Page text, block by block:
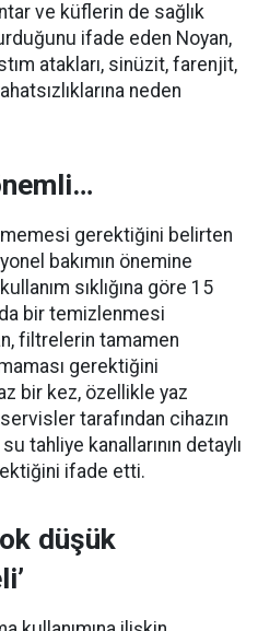
ve küflerin de sağlık
ifade eden Noyan,
atakları, sinüzit, farenjit,
neden
gerektiğini belirten
bakımın önemine
sıklığına göre 15
bir temizlenmesi
filtrelerin tamamen
gerektiğini
bir kez, özellikle yaz
tarafından cihazın
tahliye kanallarının detaylı
ifade etti.
düşük